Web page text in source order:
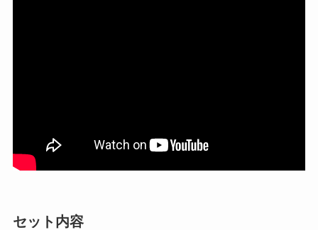
セット内容